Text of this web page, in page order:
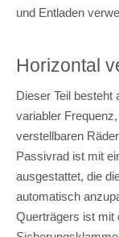
und Entladen
Horizontal
Dieser Teil besteht
variabler
verstellbaren
Passivrad ist mit
ausgestattet, die
automatisch
Querträgers ist mit